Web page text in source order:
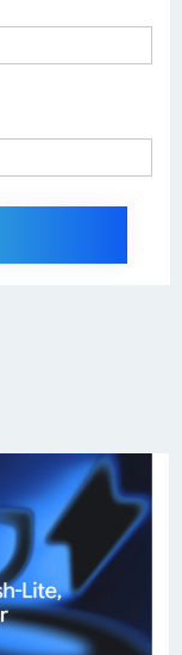
アでオンプレミ
キャンプ
ト